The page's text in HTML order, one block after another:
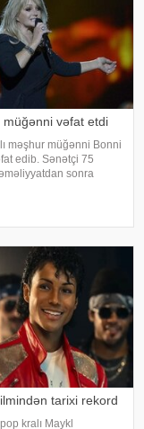
müğənni vəfat etdi
məşhur müğənni Bonni
edib. Sənətçi 75
sonra
tarixi rekord
kralı Maykl